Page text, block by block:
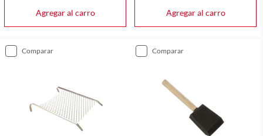
Agregar al carro
Agregar al carro
comparar comparar